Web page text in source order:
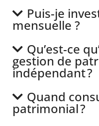
Puis-je
mensuelle ?
Qu’est-ce
gestion de
indépendant ?
Quand
patrimonial ?